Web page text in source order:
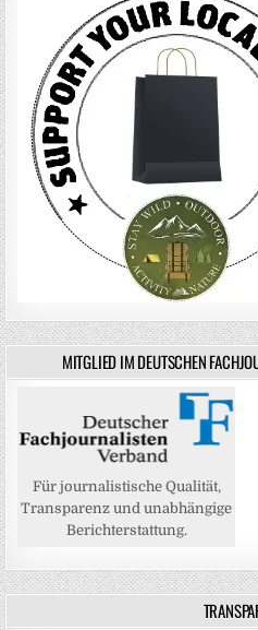
MITGLIED IM DEUTSCHEN
Für journalistische Qualität,
Transparenz und unabhängige
Berichterstattung.